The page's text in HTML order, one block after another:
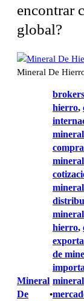
encontrar
global?
Mineral De
Mineral
De
•
hierro,
hierro,
de